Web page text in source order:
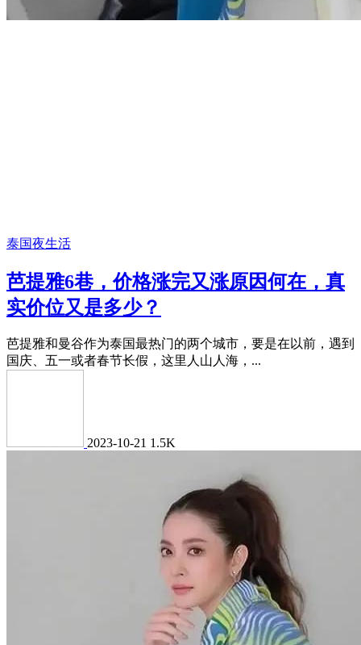
泰国夜生活
芭提雅6巷，价格涨完又涨原因何在，真
实价位又是多少？
芭提雅和曼谷作为泰国最热门的两个城市，要是在以前，遇到
国庆、五一或者春节长假，这里人山人海，...
2023-10-21 1.5K